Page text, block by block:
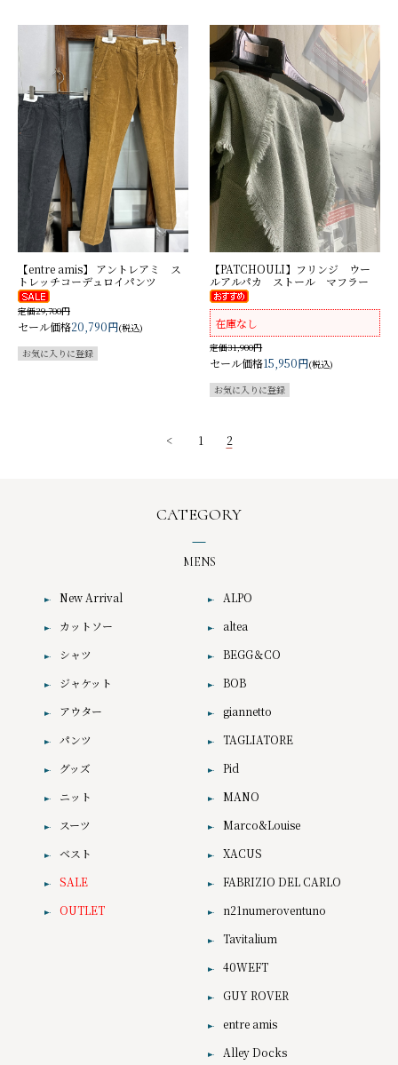
【entre amis】 アントレアミ ス
トレッチコーデュロイパンツ
定価29,700円
セール価格20,790円(税込)
【PATCHOULI】フリンジ ウー
ルアルパカ ストール マフラー
在庫なし
定価31,900円
セール価格15,950円(税込)
< 1 2
CATEGORY
MENS
New Arrival
カットソー
シャツ
ジャケット
アウター
パンツ
グッズ
ニット
スーツ
ベスト
SALE
OUTLET
ALPO
altea
BEGG＆CO
BOB
giannetto
TAGLIATORE
Pid
MANO
Marco&Louise
XACUS
FABRIZIO DEL CARLO
n21numeroventuno
Tavitalium
40WEFT
GUY ROVER
entre amis
Alley Docks